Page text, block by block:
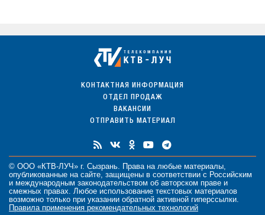
КОНТАКТНАЯ ИНФОРМАЦИЯ
ОТДЕЛ ПРОДАЖ
ВАКАНСИИ
ОТПРАВИТЬ МАТЕРИАЛ
© ООО «КТВ-ЛУЧ» г. Сызрань. Права на любые материалы,
опубликованные на сайте, защищены в соответствии с Российским
и международным законодательством об авторском праве и
смежных правах. Любое использование текстовых материалов
возможно только при указании обратной активной гиперссылки.
Правила применения рекомендательных технологий